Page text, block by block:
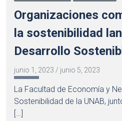
Organizaciones
la sostenibilidad
Desarrollo
junio 1, 2023 / junio 5, 2023
La Facultad de Economía y
Sostenibilidad de la UNAB,
[…]